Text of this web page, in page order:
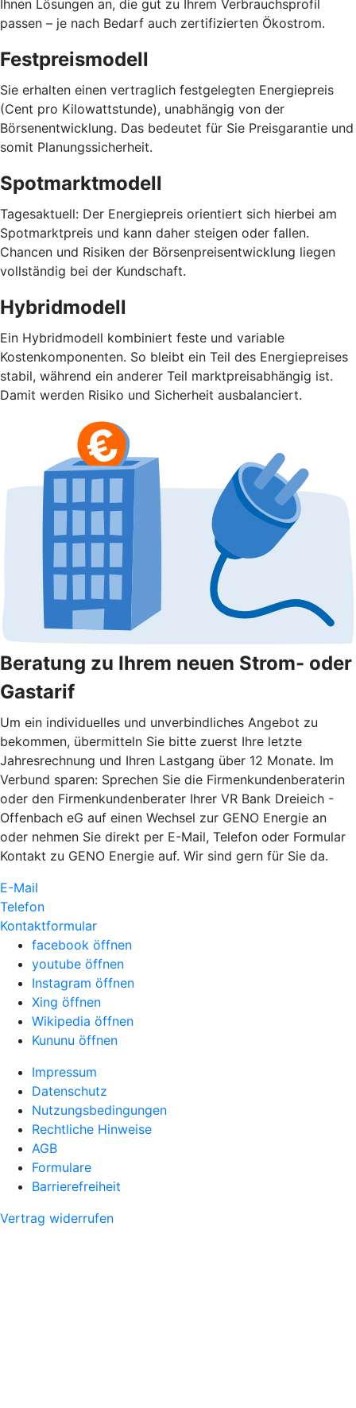
Ihnen Lösungen an, die gut zu Ihrem Verbrauchsprofil
passen – je nach Bedarf auch zertifizierten Ökostrom.
Festpreismodell
Sie erhalten einen vertraglich festgelegten Energiepreis
(Cent pro Kilowattstunde), unabhängig von der
Börsenentwicklung. Das bedeutet für Sie Preisgarantie und
somit Planungssicherheit.
Spotmarktmodell
Tagesaktuell: Der Energiepreis orientiert sich hierbei am
Spotmarktpreis und kann daher steigen oder fallen.
Chancen und Risiken der Börsenpreisentwicklung liegen
vollständig bei der Kundschaft.
Hybridmodell
Ein Hybridmodell kombiniert feste und variable
Kostenkomponenten. So bleibt ein Teil des Energiepreises
stabil, während ein anderer Teil marktpreisabhängig ist.
Damit werden Risiko und Sicherheit ausbalanciert.
Beratung zu Ihrem neuen Strom- oder
Gastarif
Um ein individuelles und unverbindliches Angebot zu
bekommen, übermitteln Sie bitte zuerst Ihre letzte
Jahresrechnung und Ihren Lastgang über 12 Monate. Im
Verbund sparen: Sprechen Sie die Firmenkundenberaterin
oder den Firmenkundenberater Ihrer VR Bank Dreieich -
Offenbach eG auf einen Wechsel zur GENO Energie an
oder nehmen Sie direkt per E-Mail, Telefon oder Formular
Kontakt zu GENO Energie auf. Wir sind gern für Sie da.
E-Mail
Telefon
Kontaktformular
facebook öffnen
youtube öffnen
Instagram öffnen
Xing öffnen
Wikipedia öffnen
Kununu öffnen
Impressum
Datenschutz
Nutzungsbedingungen
Rechtliche Hinweise
AGB
Formulare
Barrierefreiheit
Vertrag widerrufen